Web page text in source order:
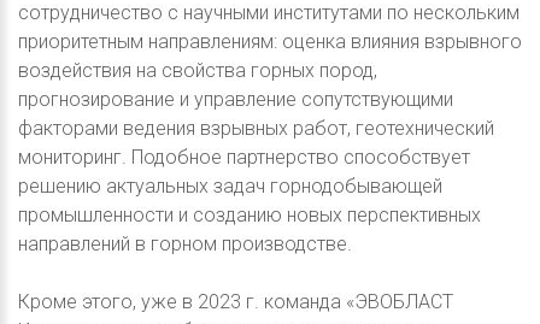
сотрудничество с научными институтами по нескольким
приоритетным направлениям: оценка влияния взрывного
воздействия на свойства горных пород,
прогнозирование и управление сопутствующими
факторами ведения взрывных работ, геотехнический
мониторинг. Подобное партнерство способствует
решению актуальных задач горнодобывающей
промышленности и созданию новых перспективных
направлений в горном производстве.
Кроме этого, уже в 2023 г. команда «ЭВОБЛАСТ